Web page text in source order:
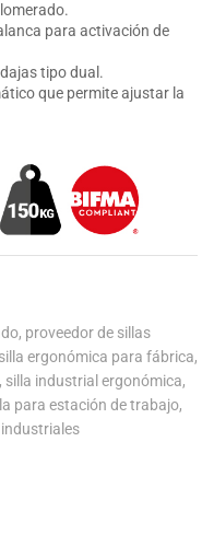
para activación de
tipo dual.
que permite ajustar la
, proveedor de sillas
silla ergonómica para fábrica,
, silla industrial ergonómica,
para estación de trabajo,